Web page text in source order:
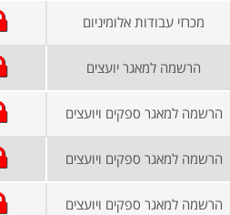
מכרזי עבודות אלומיניום
הרשמה למאגר יועצים
הרשמה למאגר ספקים ויועצים
הרשמה למאגר ספקים ויועצים
הרשמה למאגר ספקים ויועצים